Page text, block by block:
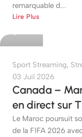
remarquable d...
Lire Plus
etshop
Sport Streaming,
03 Juil 2026
Canada –
en direct sur
Le Maroc poursuit
de la FIFA 2026